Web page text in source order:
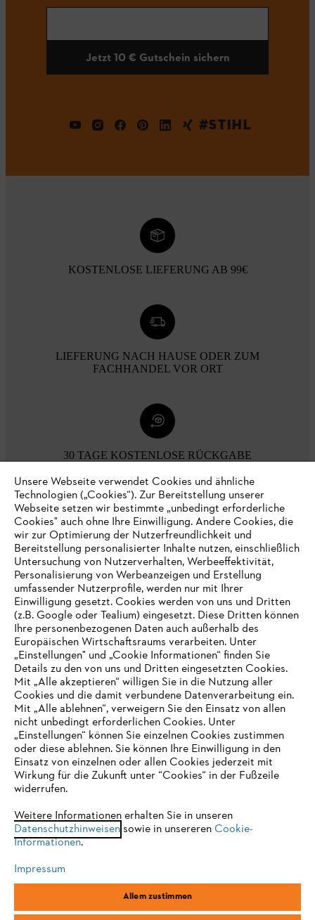
Jetzt 10 € Gutschein sichern
#STIHL
KOSTENLOSE LIEFERUNG AB 99€
LIEFERUNG NACH HAUSE ODER ZUM
FACHHANDEL VOR ORT
30 TAGE KOSTENLOSE RÜCKGABE
Zahlungsmöglichkeiten
Unternehmen
Online Shop
Service
Allgemeine Geschäftsbedingungen
Impressum Cookies Rechtliche Informationen
IHR BROWSER WIRD NICHT
UNTERSTÜTZT
eine optimale Nutzung unserer Seite empfehlen wir Ihnen, zu
einem der folgenden Browser zu wechseln:
Firefox Chrome
Unsere Webseite verwendet Cookies und ähnliche
Technologien („Cookies“). Zur Bereitstellung unserer
Webseite setzen wir bestimmte „unbedingt erforderliche
Cookies" auch ohne Ihre Einwilligung. Andere Cookies, die
wir zur Optimierung der Nutzerfreundlichkeit und
Bereitstellung personalisierter Inhalte nutzen, einschließlich
Untersuchung von Nutzerverhalten, Werbeeffektivität,
Personalisierung von Werbeanzeigen und Erstellung
umfassender Nutzerprofile, werden nur mit Ihrer
Einwilligung gesetzt. Cookies werden von uns und Dritten
(z.B. Google oder Tealium) eingesetzt. Diese Dritten können
Ihre personenbezogenen Daten auch außerhalb des
Europäischen Wirtschaftsraums verarbeiten. Unter
„Einstellungen" und „Cookie Informationen“ finden Sie
Details zu den von uns und Dritten eingesetzten Cookies.
Mit „Alle akzeptieren“ willigen Sie in die Nutzung aller
Cookies und die damit verbundene Datenverarbeitung ein.
Mit „Alle ablehnen“, verweigern Sie den Einsatz von allen
nicht unbedingt erforderlichen Cookies. Unter
„Einstellungen“ können Sie einzelnen Cookies zustimmen
oder diese ablehnen. Sie können Ihre Einwilligung in den
Einsatz von einzelnen oder allen Cookies jederzeit mit
Wirkung für die Zukunft unter “Cookies“ in der Fußzeile
widerrufen.
Weitere Informationen erhalten Sie in unseren
Datenschutzhinweisensowie in unsereren Cookie-
Informationen.
Impressum
Allem zustimmen